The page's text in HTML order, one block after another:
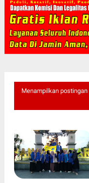
Menampilkan postingan